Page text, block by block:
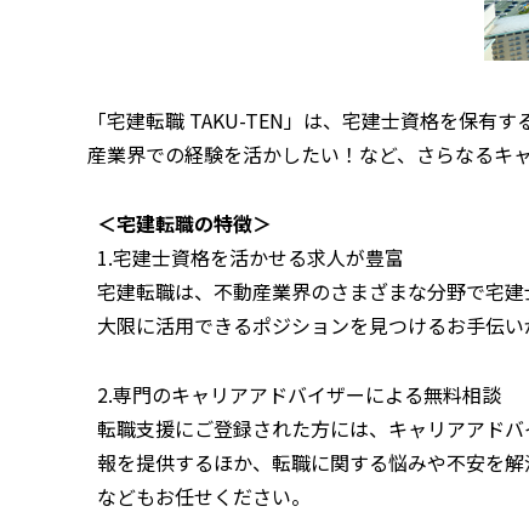
「宅建転職 TAKU-TEN」は、宅建士資格を保有
産業界での経験を活かしたい！など、さらなるキ
＜宅建転職の特徴＞
1.宅建士資格を活かせる求人が豊富
宅建転職は、不動産業界のさまざまな分野で宅
大限に活用できるポジションを見つけるお手伝
2.専門のキャリアアドバイザーによる無料相談
転職支援にご登録された方には、キャリアアド
報を提供するほか、転職に関する悩みや不安を
などもお任せください。